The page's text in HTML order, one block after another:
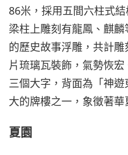
86米，採用五間六柱式
梁柱上雕刻有龍鳳、麒
的歷史故事浮雕，共計
片琉璃瓦裝飾，氣勢恢宏
三個大字，背面為「神
大的牌樓之一，象徵著華
夏園